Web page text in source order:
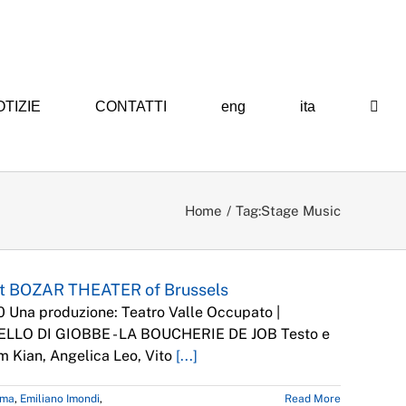
CONTATTI eng ita
Home Tag:Stage Music
THEATER of Brussels
produzione: Teatro Valle Occupato |
DI GIOBBE - LA BOUCHERIE DE JOB Testo e
Kian, Angelica Leo, Vito [...]
, Emiliano Imondi,
Read More